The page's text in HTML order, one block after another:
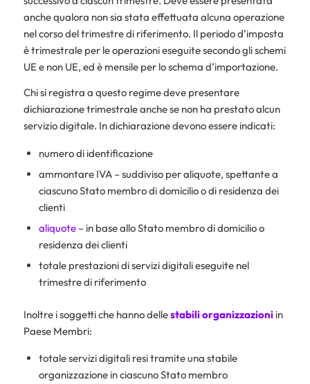
anche qualora non sia stata effettuata alcuna operazione
nel corso del trimestre di riferimento. Il periodo d’imposta
è trimestrale per le operazioni eseguite secondo gli schemi
UE e non UE, ed è mensile per lo schema d’importazione.
Chi si registra a questo regime deve presentare
dichiarazione trimestrale anche se non ha prestato alcun
servizio digitale. In dichiarazione devono essere indicati:
numero di identificazione
ammontare IVA – suddiviso per aliquote, spettante a
ciascuno Stato membro di domicilio o di residenza dei
clienti
aliquote– in base allo Stato membro di domicilio o
residenza dei clienti
totale prestazioni di servizi digitali eseguite nel
trimestre di riferimento
Inoltre i soggetti che hanno dellestabiliorganizzazioni in
Paese Membri:
totale servizi digitali resi tramite una stabile
organizzazione in ciascuno Stato membro